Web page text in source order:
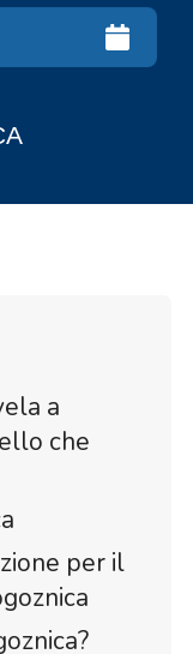
a
che
per il